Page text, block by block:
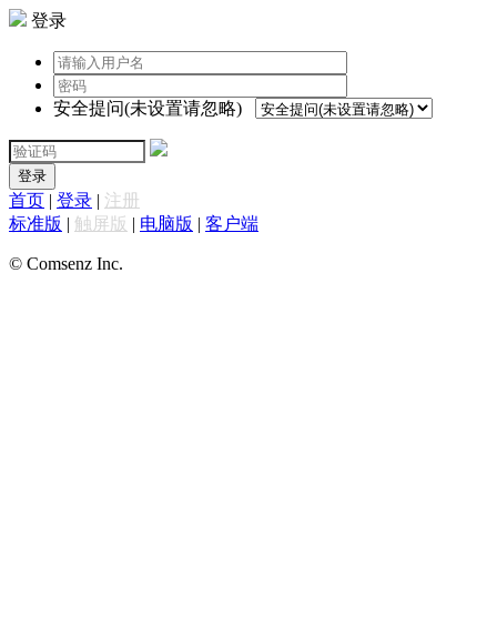
登录
安全提问(未设置请忽略)
登录
首页 | 登录 | 注册
标准版 | 触屏版 | 电脑版 | 客户端
© Comsenz Inc.